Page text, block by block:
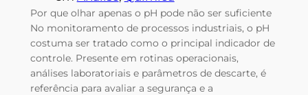
Por que olhar apenas o pH pode não ser suficiente
No monitoramento de processos industriais, o pH
costuma ser tratado como o principal indicador de
controle. Presente em rotinas operacionais,
análises laboratoriais e parâmetros de descarte, é
referência para avaliar a segurança e a